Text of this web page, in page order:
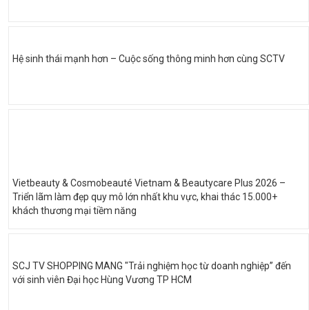
Hệ sinh thái mạnh hơn – Cuộc sống thông minh hơn cùng SCTV
Vietbeauty & Cosmobeauté Vietnam & Beautycare Plus 2026 –
Triển lãm làm đẹp quy mô lớn nhất khu vực, khai thác 15.000+
khách thương mại tiềm năng
SCJ TV SHOPPING MANG "Trải nghiệm học từ doanh nghiệp” đến
với sinh viên Đại học Hùng Vương TP HCM